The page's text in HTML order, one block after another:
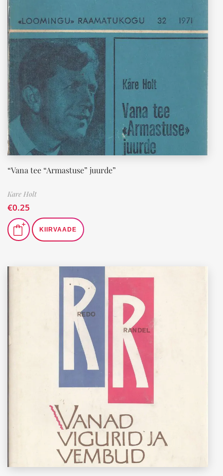
“Vana tee “Armastuse” juurde”
Kare Holt
€0.25
KIIRVAADE